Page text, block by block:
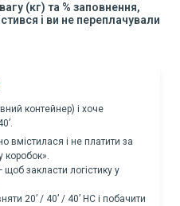
(кг) та % заповнення,
і ви не переплачували
контейнер) і хоче
вмістилася і не платити за
коробок».
закласти логістику у
20’ / 40’ / 40’ HC і побачити